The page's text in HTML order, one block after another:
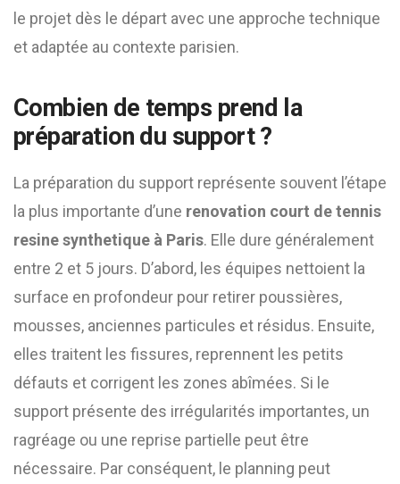
le projet dès le départ avec une approche technique
et adaptée au contexte parisien.
Combien de temps prend la
préparation du support ?
La préparation du support représente souvent l’étape
la plus importante d’une renovation court de tennis
resine synthetique à Paris. Elle dure généralement
entre 2 et 5 jours. D’abord, les équipes nettoient la
surface en profondeur pour retirer poussières,
mousses, anciennes particules et résidus. Ensuite,
elles traitent les fissures, reprennent les petits
défauts et corrigent les zones abîmées. Si le
support présente des irrégularités importantes, un
ragréage ou une reprise partielle peut être
nécessaire. Par conséquent, le planning peut